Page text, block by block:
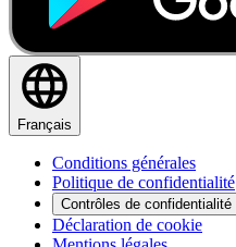
Français
Conditions générales
Politique de confidentialité
Contrôles de confidentialité
Déclaration de cookie